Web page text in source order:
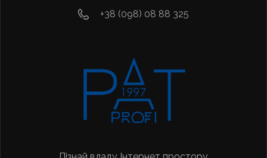
+38 (098) 08 88 325